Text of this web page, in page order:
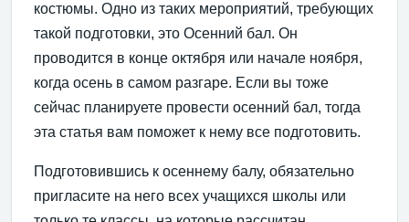
костюмы. Одно из таких мероприятий, требующих
такой подготовки, это Осенний бал. Он
проводится в конце октября или начале ноября,
когда осень в самом разгаре. Если вы тоже
сейчас планируете провести осенний бал, тогда
эта статья вам поможет к нему все подготовить.
Подготовившись к осеннему балу, обязательно
пригласите на него всех учащихся школы или